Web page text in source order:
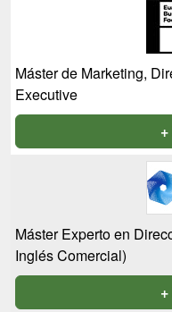
Máster de Marketing,
Executive
Máster Experto en
Inglés Comercial)